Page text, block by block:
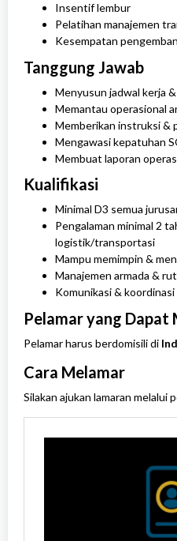
Insentif lembur
Pelatihan manajemen
Kesempatan
Tanggung Jawab
Menyusun jadwal kerja
Memantau operasional
Memberikan instruksi &
Mengawasi kepatuhan
Membuat laporan
Kualifikasi
Minimal D3 semua
Pengalaman minimal 2
logistik/transportasi
Mampu memimpin &
Manajemen armada &
Komunikasi &
Pelamar yang Dapat
Pelamar harus berdomisili di
Cara Melamar
Silakan ajukan lamaran melalui